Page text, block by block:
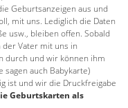
Geburtsanzeigen aus und
mit uns. Lediglich die Daten
usw., bleiben offen. Sobald
Vater mit uns in
durch und wir können ihm
sagen auch Babykarte)
ist und wir die Druckfreigabe
Geburtskarten als